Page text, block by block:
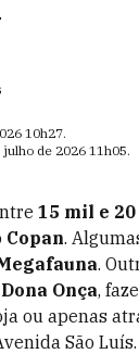
10h27.
julho de 2026 11h05.
15 mil e
Copan.
.
Onça,
ou apenas
São